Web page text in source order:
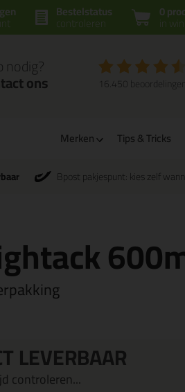
0
in
Bestelstatus
controleren
nodig?
ons 16.450 beoordelingen
Merken Tips & Tricks
Bpost pakjespunt: kies zelf
LEVERBAAR
controleren...